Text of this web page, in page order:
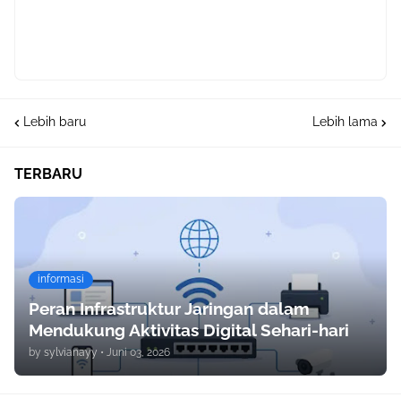
Lebih baru Lebih lama
TERBARU
informasi
Peran Infrastruktur Jaringan dalam
Mendukung Aktivitas Digital Sehari-hari
by sylvianayy • Juni 03, 2026